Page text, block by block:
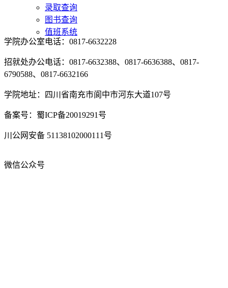
录取查询
图书查询
值班系统
学院办公室电话：0817-6632228
招就处办公电话：0817-6632388、0817-6636388、0817-
6790588、0817-6632166
学院地址：四川省南充市阆中市河东大道107号
备案号：蜀ICP备20019291号
川公网安备 51138102000111号
微信公众号